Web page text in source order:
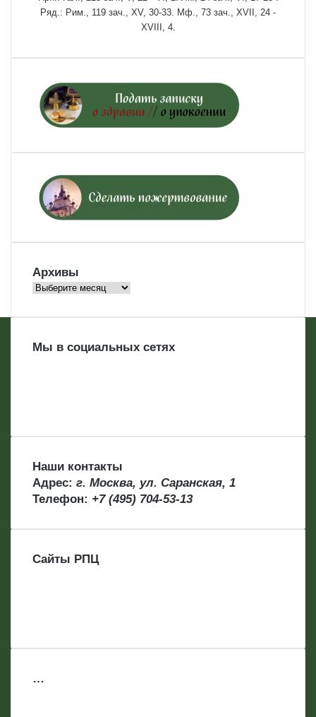
Ряд.: Рим., 119 зач., XV, 30-33. Мф., 73 зач., XVII, 24 -
XVIII, 4.
Архивы
Архивы
Мы в социальных сетях
Наши контакты
Адрес: г. Москва, ул. Саранская, 1
Телефон: +7 (495) 704-53-13
Сайты РПЦ
…